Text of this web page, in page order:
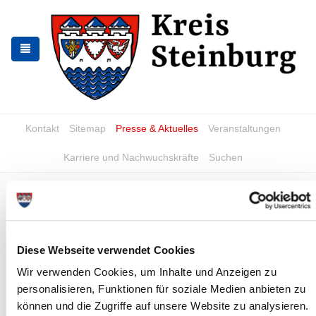
Diese Webseite verwendet Cookies
Wir verwenden Cookies, um Inhalte und Anzeigen zu
personalisieren, Funktionen für soziale Medien anbieten zu
können und die Zugriffe auf unsere Website zu analysieren.
the
navigation
the
content
Kontakt Sitemap Presse & Aktuelles Veranstaltungen
Karriere und Nachwuchskräfte Suchen
Archiv
Tierseuchenrechtliche Allgemeinverfügung über die Einrichtung
der hochpathogenen aviären...
Read more